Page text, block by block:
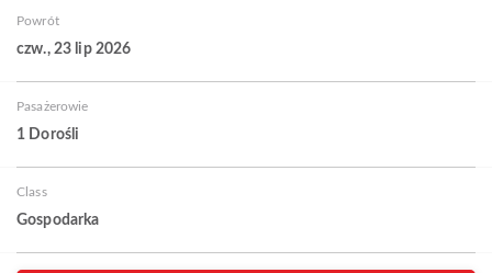
Powrót
czw., 23 lip 2026
Pasażerowie
1 Dorośli
Class
Gospodarka